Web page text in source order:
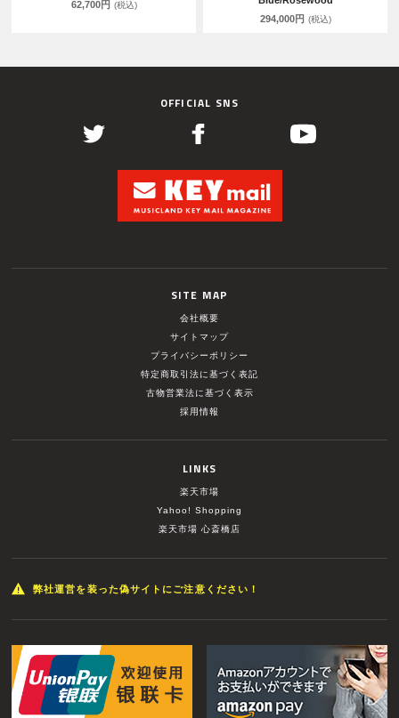
62,700円 (税込)
294,000円 (税込)
OFFICIAL SNS
SITE MAP
会社概要
サイトマップ
プライバシーポリシー
特定商取引法に基づく表記
古物営業法に基づく表示
採用情報
LINKS
楽天市場
Yahoo! Shopping
楽天市場 心斎橋店
弊社運営を装った偽サイトにご注意ください！